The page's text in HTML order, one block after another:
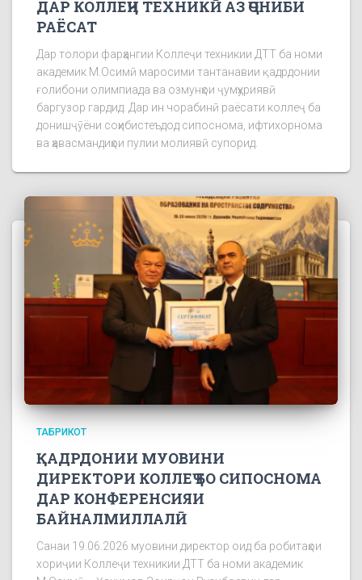
ДАР КОЛЛЕҶИ ТЕХНИКӢ АЗ ҶОНИБИ
РАЁСАТ
Дар толори фарҳангии Коллеҷи техникии ДТТ ба номи
академик М.Осимӣ маросими тантанавии қадрдонии
ғолибони олимпиада ва озмунҳои ҷумҳуриявӣ
баргузор гардид. Дар ин чорабинӣ раёсати коллеҷ ба
донишҷӯёни соҳибистеъдод сипоснома, ифтихорнома
ва ҳавасмандиҳои пулии молиявӣ супорид.
ТАБРИКОТ
ҚАДРДОНИИ МУОВИНИ
ДИРЕКТОРИ КОЛЛЕҶ БО СИПОСНОМА
ДАР КОНФЕРЕНСИЯИ
БАЙНАЛМИЛЛАЛӢ
Санаи 19.06.2026 муовини директор оид ба робитаҳои
хориҷии Коллеҷи техникии ДТТ ба номи академик